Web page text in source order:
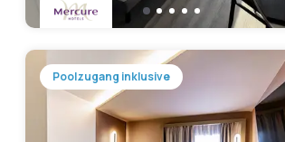
Poolzugang inklusive